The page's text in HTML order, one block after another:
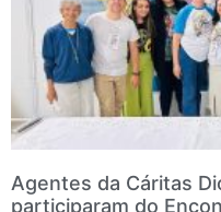
Agentes da Cáritas
participaram do